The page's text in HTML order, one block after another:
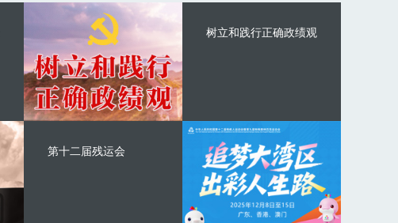
树立和践行正确政绩观
第十二届残运会